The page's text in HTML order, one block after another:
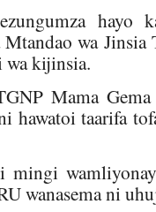
hayo
Mtandao wa Jinsia
wa kijinsia.
Mama
hawatoi taarifa
mingi
wanasema ni